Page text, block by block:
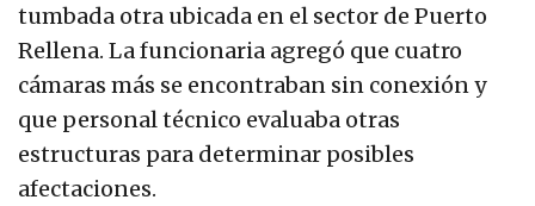
tumbada otra ubicada en el sector de Puerto
Rellena. La funcionaria agregó que cuatro
cámaras más se encontraban sin conexión y
que personal técnico evaluaba otras
estructuras para determinar posibles
afectaciones.